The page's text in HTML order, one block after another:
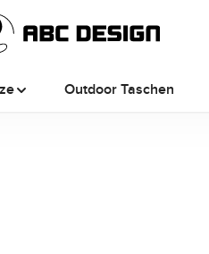
Outdoor Taschen